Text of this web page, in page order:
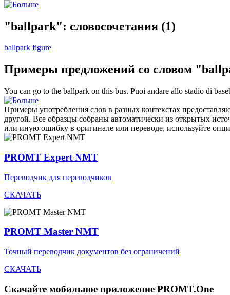
"ballpark": словосочетания (1)
ballpark figure
Примеры предложений со словом
You can go to the ballpark on this bus. Puoi andare allo stadio di
Примеры употребления слов в разных контекстах
другой. Все образцы собраны автоматически из открытых
или иную ошибку в оригинале или переводе, используйте
PROMT Expert NMT
Переводчик для переводчиков
СКАЧАТЬ
PROMT Master NMT
Точный переводчик документов без ограничений
СКАЧАТЬ
Скачайте мобильное приложение PROMT.One